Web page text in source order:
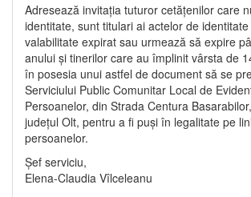
Adresează invitația tuturor cetățenilor care
identitate, sunt titulari ai actelor de
valabilitate expirat sau urmează să expire
anului și tinerilor care au împlinit vârsta de
în posesia unui astfel de document să se
Serviciului Public Comunitar Local de
Persoanelor, din Strada Centura
județul Olt, pentru a fi puși în legalitate pe
persoanelor.
Șef serviciu,
Elena-Claudia Vîlceleanu